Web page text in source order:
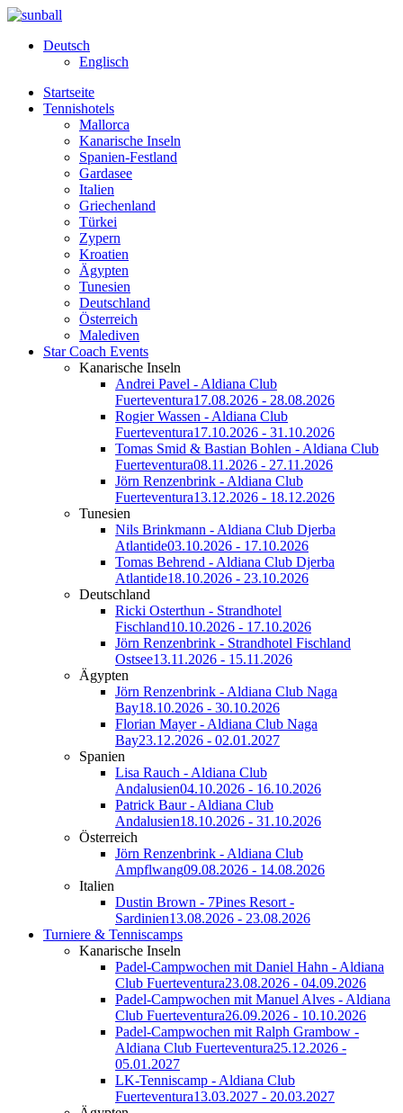
Deutsch
Englisch
Startseite
Tennishotels
Mallorca
Kanarische Inseln
Spanien-Festland
Gardasee
Italien
Griechenland
Türkei
Zypern
Kroatien
Ägypten
Tunesien
Deutschland
Österreich
Malediven
Star Coach Events
Kanarische Inseln
Andrei Pavel - Aldiana Club
Fuerteventura17.08.2026 - 28.08.2026
Rogier Wassen - Aldiana Club
Fuerteventura17.10.2026 - 31.10.2026
Tomas Smid & Bastian Bohlen - Aldiana Club
Fuerteventura08.11.2026 - 27.11.2026
Jörn Renzenbrink - Aldiana Club
Fuerteventura13.12.2026 - 18.12.2026
Tunesien
Nils Brinkmann - Aldiana Club Djerba
Atlantide03.10.2026 - 17.10.2026
Tomas Behrend - Aldiana Club Djerba
Atlantide18.10.2026 - 23.10.2026
Deutschland
Ricki Osterthun - Strandhotel
Fischland10.10.2026 - 17.10.2026
Jörn Renzenbrink - Strandhotel Fischland
Ostsee13.11.2026 - 15.11.2026
Ägypten
Jörn Renzenbrink - Aldiana Club Naga
Bay18.10.2026 - 30.10.2026
Florian Mayer - Aldiana Club Naga
Bay23.12.2026 - 02.01.2027
Spanien
Lisa Rauch - Aldiana Club
Andalusien04.10.2026 - 16.10.2026
Patrick Baur - Aldiana Club
Andalusien18.10.2026 - 31.10.2026
Österreich
Jörn Renzenbrink - Aldiana Club
Ampflwang09.08.2026 - 14.08.2026
Italien
Dustin Brown - 7Pines Resort -
Sardinien13.08.2026 - 23.08.2026
Turniere & Tenniscamps
Kanarische Inseln
Padel-Campwochen mit Daniel Hahn - Aldiana
Club Fuerteventura23.08.2026 - 04.09.2026
Padel-Campwochen mit Manuel Alves - Aldiana
Club Fuerteventura26.09.2026 - 10.10.2026
Padel-Campwochen mit Ralph Grambow -
Aldiana Club Fuerteventura25.12.2026 -
05.01.2027
LK-Tenniscamp - Aldiana Club
Fuerteventura13.03.2027 - 20.03.2027